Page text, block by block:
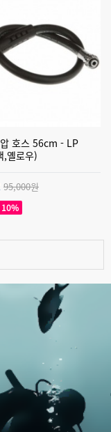
호스 56cm - LP
,옐로우)
95,000원
10%